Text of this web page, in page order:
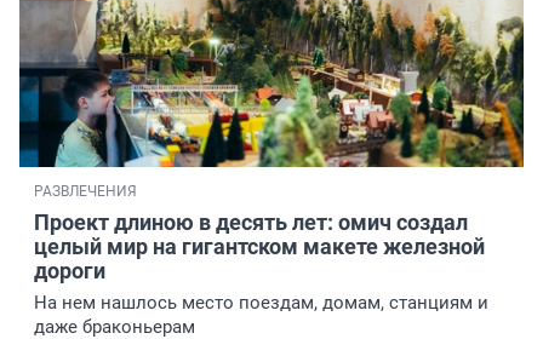
РАЗВЛЕЧЕНИЯ
Проект длиною в десять лет: омич создал
целый мир на гигантском макете железной
дороги
На нем нашлось место поездам, домам, станциям и
даже браконьерам